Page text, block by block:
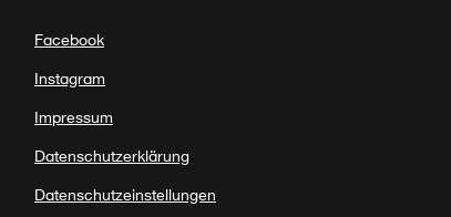
Facebook
Instagram
Impressum
Datenschutzerklärung
Datenschutzeinstellungen